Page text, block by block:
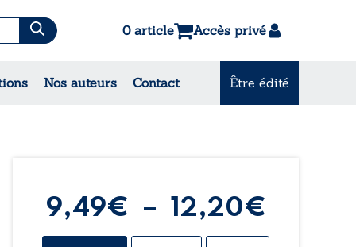
0 article Accès privé
Nos auteurs Contact Être édité
& Contes
9,49€ – 12,20€